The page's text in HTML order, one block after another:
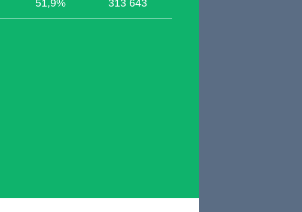
51,9% 313 643